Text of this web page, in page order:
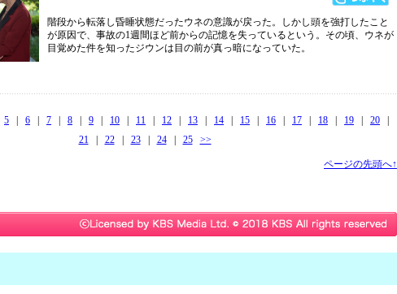
階段から転落し昏睡状態だったウネの意識が戻った。しかし頭を強打したこと
が原因で、事故の1週間ほど前からの記憶を失っているという。その頃、ウネが
目覚めた件を知ったジウンは目の前が真っ暗になっていた。
5 6 7 8 9 10 11 12 13 14 15 16 17 18 19 20
21| 22| 23| 24| 25 >>
ページの先頭へ↑